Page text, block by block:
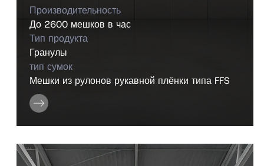
Производительность
До 2600 мешков в час
Тип продукта
Гранулы
тип сумок
Мешки из рулонов рукавной плёнки типа FFS